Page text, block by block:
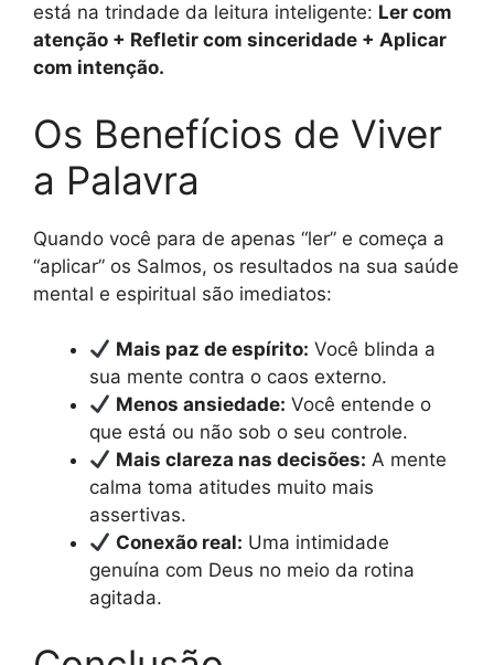
está na trindade da leitura inteligente: Ler com
atenção + Refletir com sinceridade + Aplicar
com intenção.
Os Benefícios de Viver
a Palavra
Quando você para de apenas “ler” e começa a
“aplicar” os Salmos, os resultados na sua saúde
mental e espiritual são imediatos:
Mais paz de espírito: Você blinda a
sua mente contra o caos externo.
Menos ansiedade: Você entende o
que está ou não sob o seu controle.
Mais clareza nas decisões: A mente
calma toma atitudes muito mais
assertivas.
Conexão real: Uma intimidade
genuína com Deus no meio da rotina
agitada.